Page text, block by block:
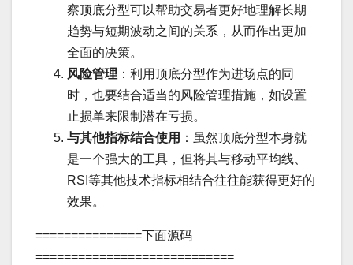
察顶底分型可以帮助交易者更好地理解长期
趋势与短期波动之间的关系，从而作出更加
全面的决策。
风险管理 ：利用顶底分型作为进场点的同
时，也要结合适当的风险管理措施，如设置
止损单来限制潜在亏损。
与其他指标结合使用 ：虽然顶底分型本身就
是一个强大的工具，但将其与移动平均线、
RSI等其他技术指标相结合往往能获得更好的
效果。
===============下面源码
============================